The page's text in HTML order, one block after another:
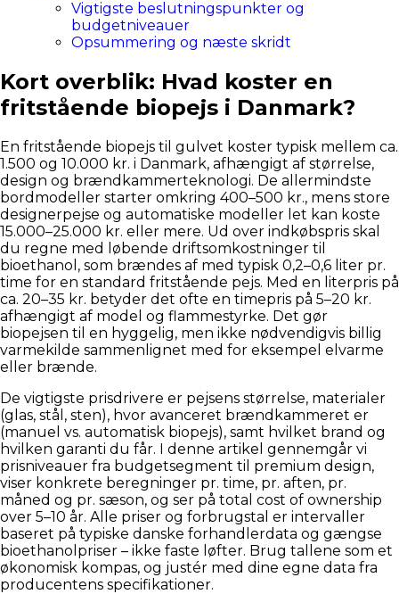
Vigtigste beslutningspunkter og
budgetniveauer
Opsummering og næste skridt
Kort overblik: Hvad koster en
fritstående biopejs i Danmark?
En fritstående biopejs til gulvet koster typisk mellem ca.
1.500 og 10.000 kr. i Danmark, afhængigt af størrelse,
design og brændkammerteknologi. De allermindste
bordmodeller starter omkring 400–500 kr., mens store
designerpejse og automatiske modeller let kan koste
15.000–25.000 kr. eller mere. Ud over indkøbspris skal
du regne med løbende driftsomkostninger til
bioethanol, som brændes af med typisk 0,2–0,6 liter pr.
time for en standard fritstående pejs. Med en literpris på
ca. 20–35 kr. betyder det ofte en timepris på 5–20 kr.
afhængigt af model og flammestyrke. Det gør
biopejsen til en hyggelig, men ikke nødvendigvis billig
varmekilde sammenlignet med for eksempel elvarme
eller brænde.
De vigtigste prisdrivere er pejsens størrelse, materialer
(glas, stål, sten), hvor avanceret brændkammeret er
(manuel vs. automatisk biopejs), samt hvilket brand og
hvilken garanti du får. I denne artikel gennemgår vi
prisniveauer fra budgetsegment til premium design,
viser konkrete beregninger pr. time, pr. aften, pr.
måned og pr. sæson, og ser på total cost of ownership
over 5–10 år. Alle priser og forbrugstal er intervaller
baseret på typiske danske forhandlerdata og gængse
bioethanolpriser – ikke faste løfter. Brug tallene som et
økonomisk kompas, og justér med dine egne data fra
producentens specifikationer.